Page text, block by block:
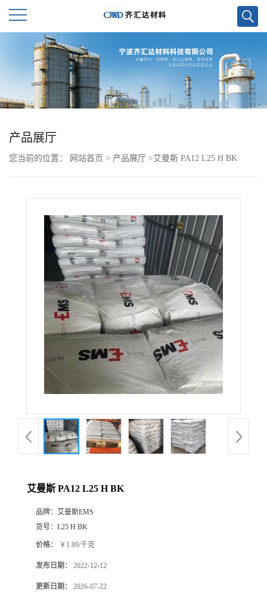
首
页
公
品
厅
产品展厅
您当前的位置： 网站首页 > 产品展厅 >艾曼斯 PA12 L25 H BK
艾曼斯 PA12 L25 H BK
品牌： 艾曼斯EMS
货号： L25 H BK
价格： ￥1.89/千克
发布日期： 2022-12-12
更新日期： 2026-07-22